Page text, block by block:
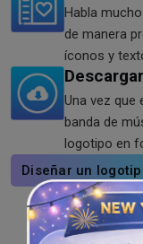
Habla
de manera
íconos y
Una vez
banda de
logotipo en
Diseñar un